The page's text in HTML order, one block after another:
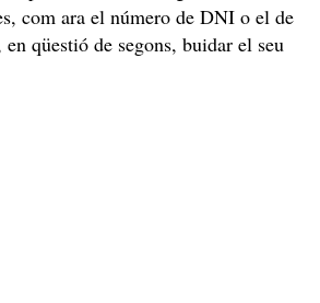
com ara el número de DNI o el de
qüestió de segons, buidar el seu